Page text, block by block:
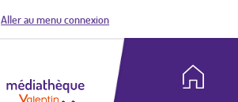
Aller au menu connexion